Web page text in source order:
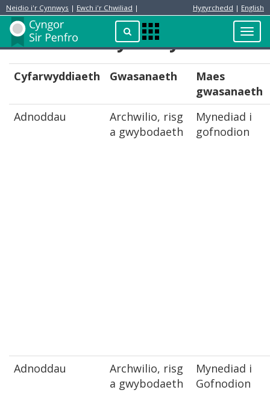
Neidio i'r Cynnwys | Ewch i'r Chwiliad | Hygyrchedd | English
ChwilioApps
Menu
Preswylydd
Adnoddau Cyfarwyddiaeth
Cyfarwyddiaeth Gwasanaeth
Maes
gwasanaeth
Adnoddau
Archwilio, risg
a gwybodaeth
Mynediad i
gofnodion
Adnoddau
Archwilio, risg
a gwybodaeth
Mynediad i
Gofnodion